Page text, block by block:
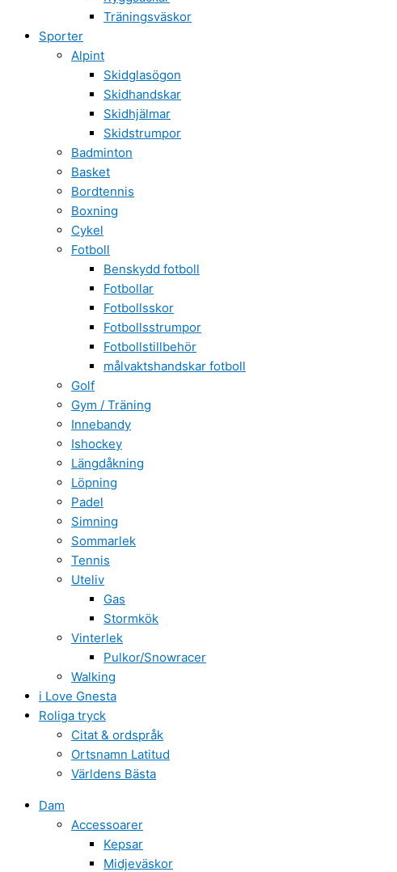
Träningsväskor
Sporter
Alpint
Skidglasögon
Skidhandskar
Skidhjälmar
Skidstrumpor
Badminton
Basket
Bordtennis
Boxning
Cykel
Fotboll
Benskydd fotboll
Fotbollar
Fotbollsskor
Fotbollsstrumpor
Fotbollstillbehör
målvaktshandskar fotboll
Golf
Gym / Träning
Innebandy
Ishockey
Längdåkning
Löpning
Padel
Simning
Sommarlek
Tennis
Uteliv
Gas
Stormkök
Vinterlek
Pulkor/Snowracer
Walking
i Love Gnesta
Roliga tryck
Citat & ordspråk
Ortsnamn Latitud
Världens Bästa
Dam
Accessoarer
Kepsar
Midjeväskor